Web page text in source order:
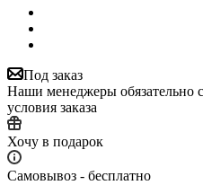
Под заказ
Наши менеджеры обязательно
условия заказа
Хочу в подарок
Самовывоз - бесплатно